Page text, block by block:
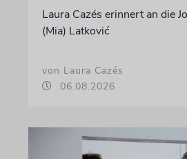
Laura Cazés erinnert an die
(Mia) Latković
von Laura Cazés
06.08.2026